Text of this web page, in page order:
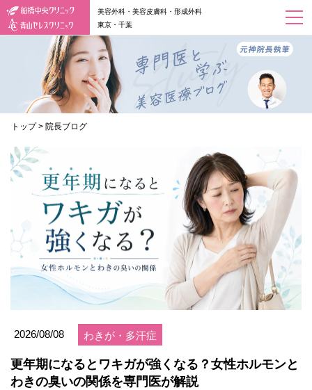
美容外科・美容皮膚科・形成外科
東京・千葉
トップ > 院長ブログ
2026/08/08 わきが・多汗症
更年期になるとワキガが強くなる？女性ホルモンと
わきの臭いの関係を専門医が解説